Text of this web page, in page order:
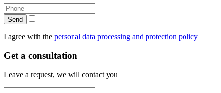
Send
I agree with the personal data processing and protection policy
Get a consultation
Leave a request, we will contact you